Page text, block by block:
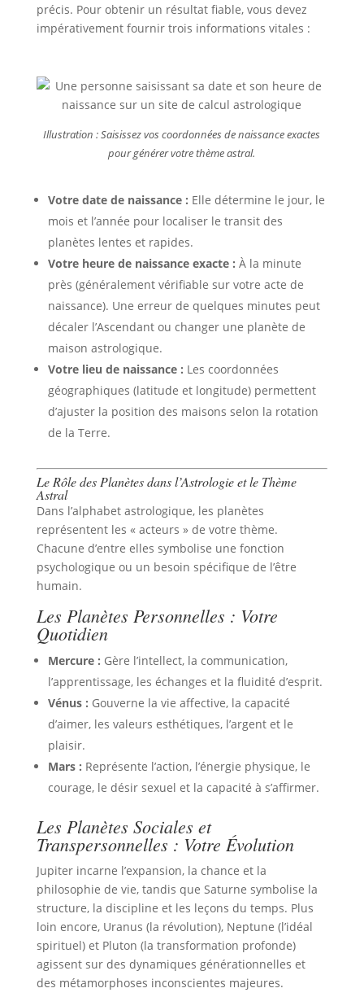
précis. Pour obtenir un résultat fiable, vous devez
impérativement fournir trois informations vitales :
Illustration : Saisissez vos coordonnées de naissance exactes
pour générer votre thème astral.
Votre date de naissance : Elle détermine le jour, le
mois et l’année pour localiser le transit des
planètes lentes et rapides.
Votre heure de naissance exacte : À la minute
près (généralement vérifiable sur votre acte de
naissance). Une erreur de quelques minutes peut
décaler l’Ascendant ou changer une planète de
maison astrologique.
Votre lieu de naissance : Les coordonnées
géographiques (latitude et longitude) permettent
d’ajuster la position des maisons selon la rotation
de la Terre.
Le Rôle des Planètes dans l’Astrologie et le Thème
Astral
Dans l’alphabet astrologique, les planètes
représentent les « acteurs » de votre thème.
Chacune d’entre elles symbolise une fonction
psychologique ou un besoin spécifique de l’être
humain.
Les Planètes Personnelles : Votre
Quotidien
Mercure : Gère l’intellect, la communication,
l’apprentissage, les échanges et la fluidité d’esprit.
Vénus : Gouverne la vie affective, la capacité
d’aimer, les valeurs esthétiques, l’argent et le
plaisir.
Mars : Représente l’action, l’énergie physique, le
courage, le désir sexuel et la capacité à s’affirmer.
Les Planètes Sociales et
Transpersonnelles : Votre Évolution
Jupiter incarne l’expansion, la chance et la
philosophie de vie, tandis que Saturne symbolise la
structure, la discipline et les leçons du temps. Plus
loin encore, Uranus (la révolution), Neptune (l’idéal
spirituel) et Pluton (la transformation profonde)
agissent sur des dynamiques générationnelles et
des métamorphoses inconscientes majeures.